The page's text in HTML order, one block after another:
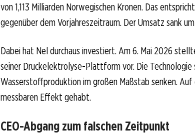
von 1,113 Milliarden Norwegischen Kronen. Das
gegenüber dem Vorjahreszeitraum. Der Umsatz sank
Dabei hat Nel durchaus investiert. Am 6. Mai 2026
seiner Druckelektrolyse-Plattform vor. Die
Wasserstoffproduktion im großen Maßstab senken.
messbaren Effekt gehabt.
CEO-Abgang zum falschen Zeitpunkt